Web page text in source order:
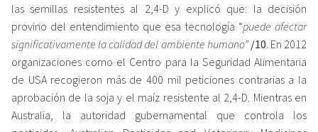
las semillas resistentes al 2,4-D y explicó que: la decisión
provino del entendimiento que esa tecnología “puede afectar
significativamente la calidad del ambiente humano” /10 . En 2012
organizaciones como el Centro para la Seguridad Alimentaria
de USA recogieron más de 400 mil peticiones contrarias a la
aprobación de la soja y el maíz resistente al 2,4-D. Mientras en
Australia, la autoridad gubernamental que controla los